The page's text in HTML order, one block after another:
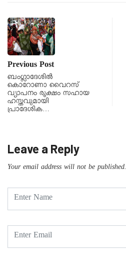
Previous Post
ബംഗ്ലാദേശിൽ
കൊറോണാ വൈറസ്
വ്യാപനം രൂക്ഷം സഹായ
ഹസ്തവുമായി
പ്രാദേശിക…
Leave a Reply
Your email address will not be published.